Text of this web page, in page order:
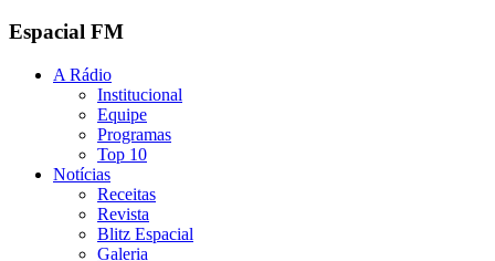
Espacial FM
A Rádio
Institucional
Equipe
Programas
Top 10
Notícias
Receitas
Revista
Blitz Espacial
Galeria